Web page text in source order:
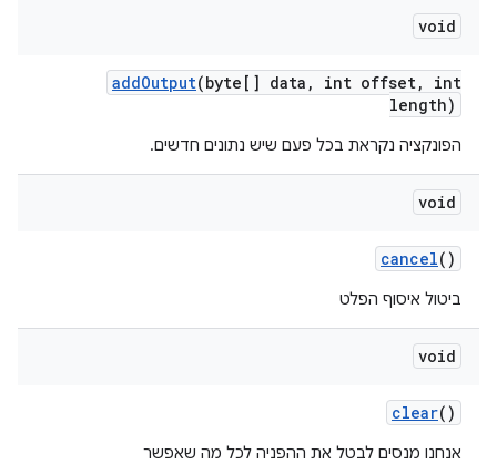
void
addOutput(byte[] data , int offset,
int
length)
הפונקציה נקראת בכל פעם שיש נתונים חדשים.
void
cancel()
ביטול איסוף הפלט
void
clear()
אנחנו מנסים לבטל את ההפניה לכל מה שאפשר